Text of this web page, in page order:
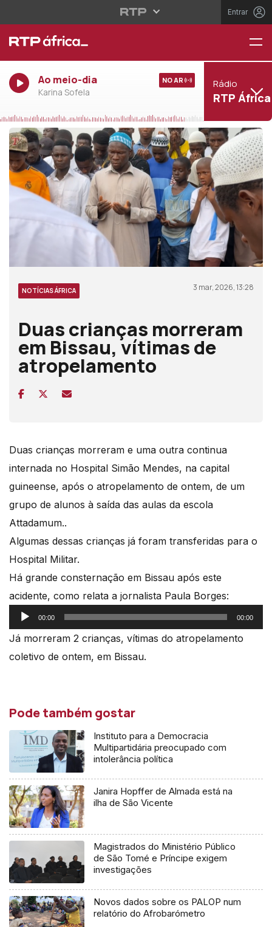
Entrar
Ao meio-dia
Karina Sofela
NO AR Rádio
RTP África
NOTÍCIAS ÁFRICA 3 mar, 2026, 13:28
Duas crianças morreram
em Bissau, vítimas de
atropelamento
Duas crianças morreram e uma outra continua
internada no Hospital Simão Mendes, na capital
guineense, após o atropelamento de ontem, de um
grupo de alunos à saída das aulas da escola
Attadamum..
Algumas dessas crianças já foram transferidas para o
Hospital Militar.
Há grande consternação em Bissau após este
acidente, como relata a jornalista Paula Borges:
Reprodutor
de
00:00 00:00
Já morreram 2 crianças, vítimas do atropelamento
coletivo de ontem, em Bissau.
Pode também gostar
Instituto para a Democracia
Multipartidária preocupado com
intolerância política
Janira Hopffer de Almada está na
ilha de São Vicente
Magistrados do Ministério Público
de São Tomé e Príncipe exigem
investigações
Novos dados sobre os PALOP num
relatório do Afrobarómetro